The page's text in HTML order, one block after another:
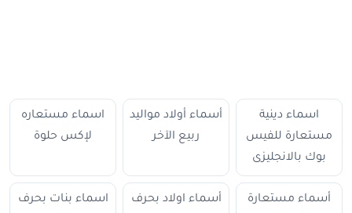
اسماء دينية
مستعارة للفيس
بوك بالانجليزى
أسماء أولاد مواليد
ربيع الآخر
اسماء مستعاره
لإكس حلوة
أسماء مستعارة
أسماء اولاد بحرف
اسماء بنات بحرف